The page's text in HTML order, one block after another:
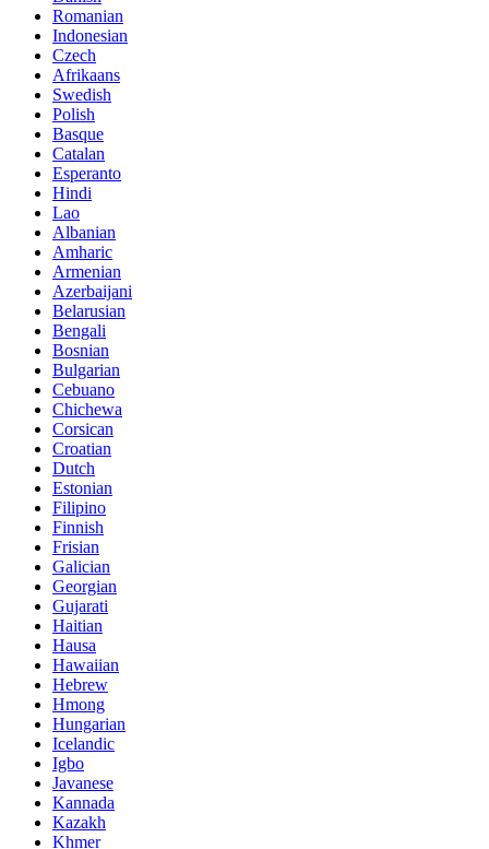
Romanian
Indonesian
Czech
Afrikaans
Swedish
Polish
Basque
Catalan
Esperanto
Hindi
Lao
Albanian
Amharic
Armenian
Azerbaijani
Belarusian
Bengali
Bosnian
Bulgarian
Cebuano
Chichewa
Corsican
Croatian
Dutch
Estonian
Filipino
Finnish
Frisian
Galician
Georgian
Gujarati
Haitian
Hausa
Hawaiian
Hebrew
Hmong
Hungarian
Icelandic
Igbo
Javanese
Kannada
Kazakh
Khmer